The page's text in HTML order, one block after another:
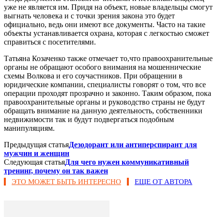
уже не является им. Придя на объект, новые владельцы смогут
выгнать человека и с точки зрения закона это будет
официально, ведь они имеют все документы. Часто на такие
объекты устанавливается охрана, которая с легкостью сможет
справиться с посетителями.
Татьяна Козаченко также отмечает то,что правоохранительные
органы не обращают особого внимания на мошеннические
схемы Волкова и его соучастников. При обращении в
юридические компании, специалисты говорят о том, что все
операции проходят прозрачно и законно. Таким образом, пока
правоохранительные органы и руководство страны не будут
обращать внимание на данную деятельность, собственники
недвижимости так и будут подвергаться подобным
манипуляциям.
Предыдущая статьяДезодорант или антиперспирант для
мужчин и женщин
Следующая статьяДля чего нужен коммуникативный
тренинг, почему он так важен
ЭТО МОЖЕТ БЫТЬ ИНТЕРЕСНО ЕЩЕ ОТ АВТОРА